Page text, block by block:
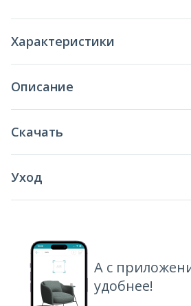
Grain 997
Характеристики
Описание
Скачать
Уход
А с
удобнее!